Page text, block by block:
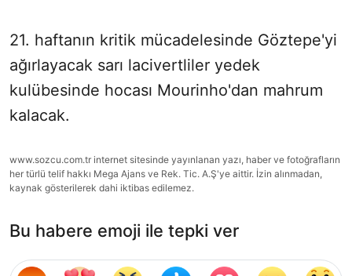
21. haftanın kritik mücadelesinde Göztepe'yi
ağırlayacak sarı lacivertliler yedek
kulübesinde hocası Mourinho'dan mahrum
kalacak.
www.sozcu.com.tr internet sitesinde yayınlanan yazı, haber ve fotoğrafların
her türlü telif hakkı Mega Ajans ve Rek. Tic. A.Ş'ye aittir. İzin alınmadan,
kaynak gösterilerek dahi iktibas edilemez.
Bu habere emoji ile tepki ver